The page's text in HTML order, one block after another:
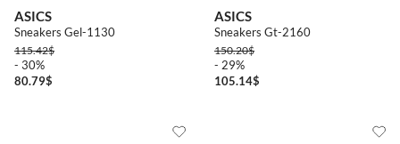
ASICS
Sneakers Gel-1130
115.42$
- 30%
80.79$
ASICS
Sneakers Gt-2160
150.20$
- 29%
105.14$